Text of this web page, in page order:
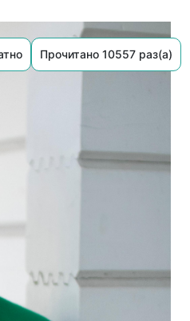
Прочитано 10557 раз(а)